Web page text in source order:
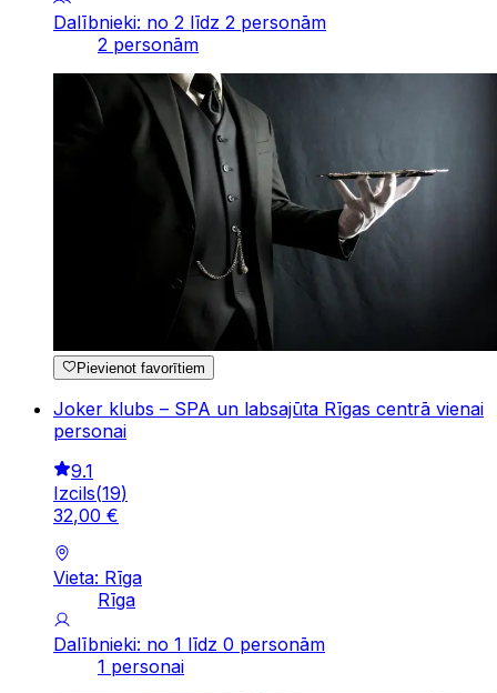
Dalībnieki: no 2 līdz 2 personām
2 personām
Pievienot favorītiem
Joker klubs – SPA un labsajūta Rīgas centrā vienai
personai
9.1
Izcils(19)
32,00 €
Vieta: Rīga
Rīga
Dalībnieki: no 1 līdz 0 personām
1 personai